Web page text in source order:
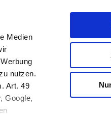
Medien
nutzen.
Art. 49
Google,